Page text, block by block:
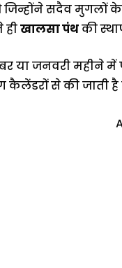
जिन्होंने सदैव
हीखालसा पंथकी
या जनवरी महीने
से की जाती